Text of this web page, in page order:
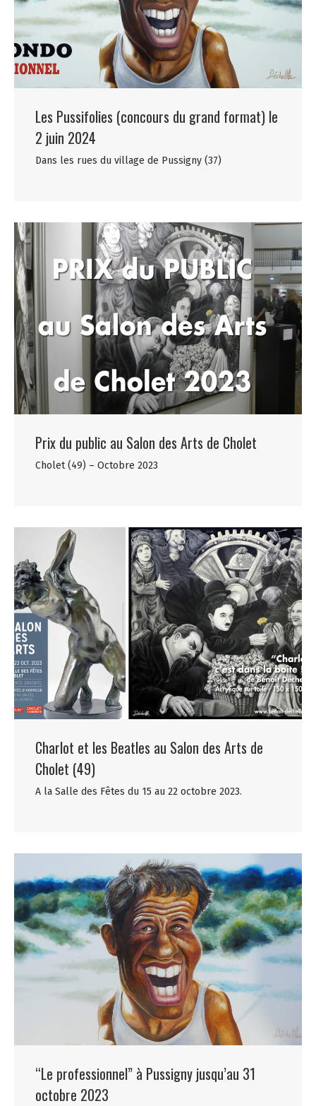
Les Pussifolies (concours du grand format) le
2 juin 2024
Dans les rues du village de Pussigny (37)
Prix du public au Salon des Arts de Cholet
Cholet (49) – Octobre 2023
Charlot et les Beatles au Salon des Arts de
Cholet (49)
A la Salle des Fêtes du 15 au 22 octobre 2023.
“Le professionnel” à Pussigny jusqu’au 31
octobre 2023